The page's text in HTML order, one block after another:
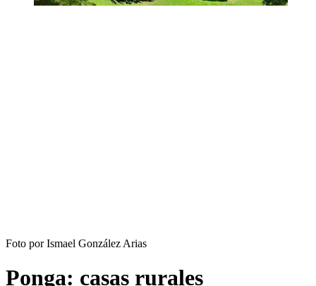
Foto por Ismael González Arias
Ponga: casas rurales